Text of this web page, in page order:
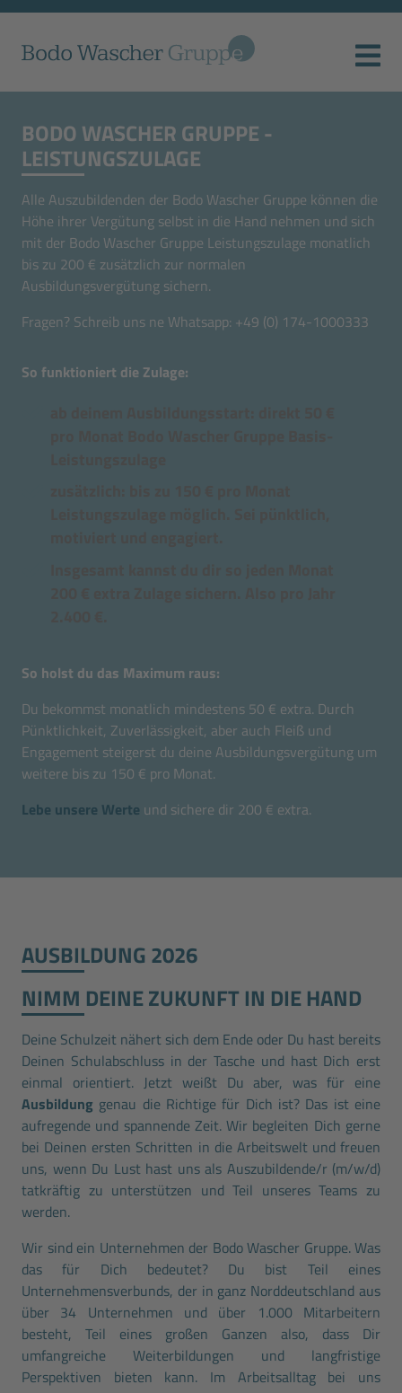
BODO WASCHER GRUPPE ­
LEISTUNGSZULAGE
Alle Auszubildenden der Bodo Wascher Gruppe können die
Höhe ihrer Vergütung selbst in die Hand nehmen und sich
mit der Bodo Wascher Gruppe Leistungszulage monatlich
bis zu 200 € zusätzlich zur normalen
Ausbildungsvergütung sichern.
Fragen? Schreib uns ne Whatsapp: +49 (0) 174-1000333
So funktioniert die Zulage:
So holst du das Maximum raus:
Du bekommst monatlich mindestens 50 € extra. Durch
Pünktlichkeit, Zuverlässigkeit, aber auch Fleiß und
Engagement steigerst du deine Ausbildungsvergütung um
weitere bis zu 150 € pro Monat.
Lebe unsere Werte und sichere dir 200 € extra.
AUSBILDUNG 2026
NIMM DEINE ZUKUNFT IN DIE HAND
Deine Schulzeit nähert sich dem Ende oder Du hast bereits
Deinen Schulabschluss in der Tasche und hast Dich erst
einmal orientiert. Jetzt weißt Du aber, was für eine
Ausbildung genau die Richtige für Dich ist? Das ist eine
aufregende und spannende Zeit. Wir begleiten Dich gerne
bei Deinen ersten Schritten in die Arbeitswelt und freuen
uns, wenn Du Lust hast uns als Auszubildende/r (m/w/d)
tatkräftig zu unterstützen und Teil unseres Teams zu
werden.
Wir sind ein Unternehmen der Bodo Wascher Gruppe. Was
das für Dich bedeutet? Du bist Teil eines
Unternehmensverbunds, der in ganz Norddeutschland aus
über 34 Unternehmen und über 1.000 Mitarbeitern
besteht, Teil eines großen Ganzen also, dass Dir
umfangreiche Weiterbildungen und langfristige
Perspektiven bieten kann. Im Arbeitsalltag bei uns